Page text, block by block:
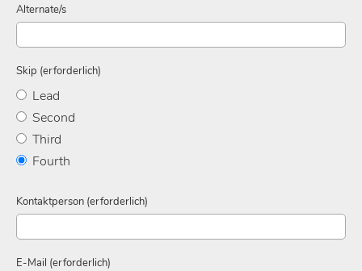
Alternate/s
Skip (erforderlich)
Lead
Second
Third
Fourth
Kontaktperson (erforderlich)
E-Mail (erforderlich)